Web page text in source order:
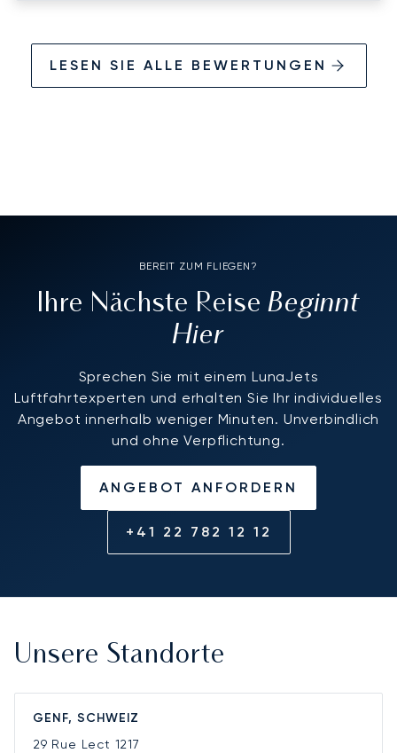
together, was exemplary, it felt like we had
LESEN SIE ALLE BEWERTUNGEN
BEREIT ZUM FLIEGEN?
Ihre Nächste ReiseBeginnt
Hier
Sprechen Sie mit einem LunaJets
Luftfahrtexperten und erhalten Sie Ihr individuelles
Angebot innerhalb weniger Minuten. Unverbindlich
und ohne Verpflichtung.
ANGEBOT ANFORDERN
+41 22 782 12 12
Unsere Standorte
GENF, SCHWEIZ
29 Rue Lect 1217